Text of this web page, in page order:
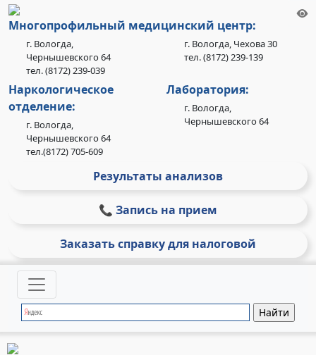
Многопрофильный медицинский центр:
г. Вологда,
Чернышевского 64
тел. (8172) 239-039
г. Вологда, Чехова 30
тел. (8172) 239-139
Наркологическое
отделение:
г. Вологда,
Чернышевского 64
тел.(8172) 705-609
Лаборатория:
г. Вологда,
Чернышевского 64
Результаты анализов
📞 Запись на прием
Заказать справку для налоговой